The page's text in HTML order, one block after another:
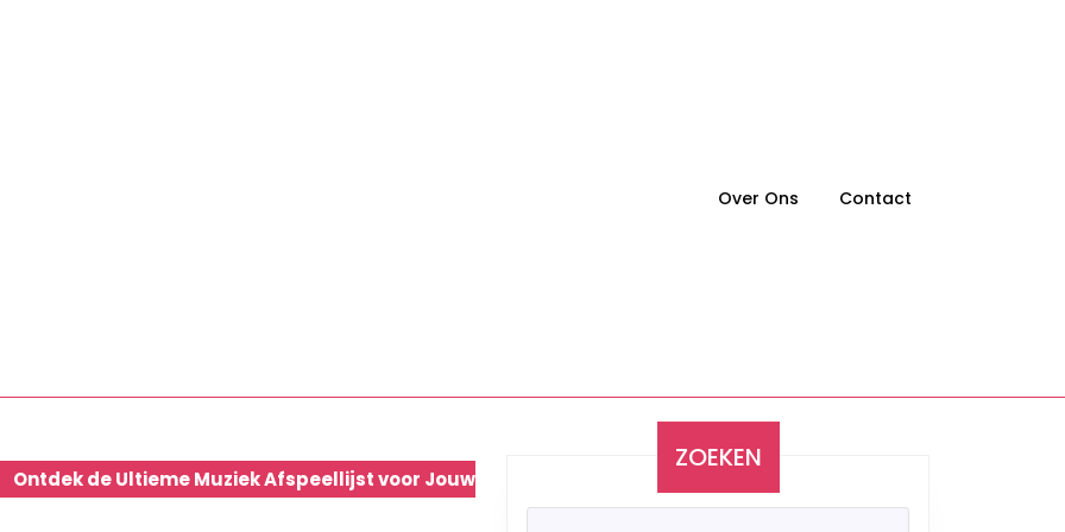
Over Ons Contact
Ontdek de Ultieme Muziek Afspeellijst voor Jouw
ZOEKEN